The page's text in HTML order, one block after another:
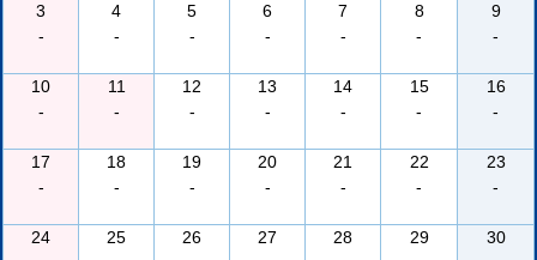
3
-
4
-
5
-
6
-
7
-
8
-
9
-
10
-
11
-
12
-
13
-
14
-
15
-
16
-
17
-
18
-
19
-
20
-
21
-
22
-
23
-
24
25
26
27
28
29
30